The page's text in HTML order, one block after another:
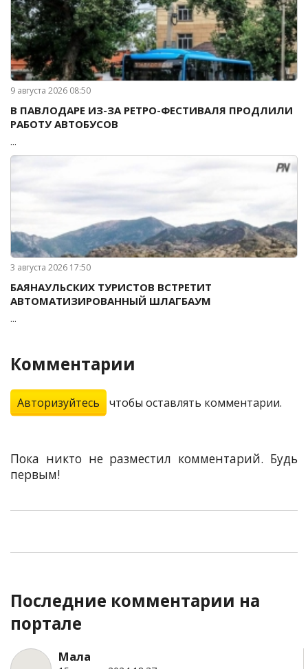
9 августа 2026 08:50
В ПАВЛОДАРЕ ИЗ-ЗА РЕТРО-ФЕСТИВАЛЯ ПРОДЛИЛИ
РАБОТУ АВТОБУСОВ
...
3 августа 2026 17:50
БАЯНАУЛЬСКИХ ТУРИСТОВ ВСТРЕТИТ
АВТОМАТИЗИРОВАННЫЙ ШЛАГБАУМ
...
Комментарии
Авторизуйтесь чтобы оставлять комментарии.
Пока никто не разместил комментарий. Будь
первым!
Последние комментарии на
портале
Мала